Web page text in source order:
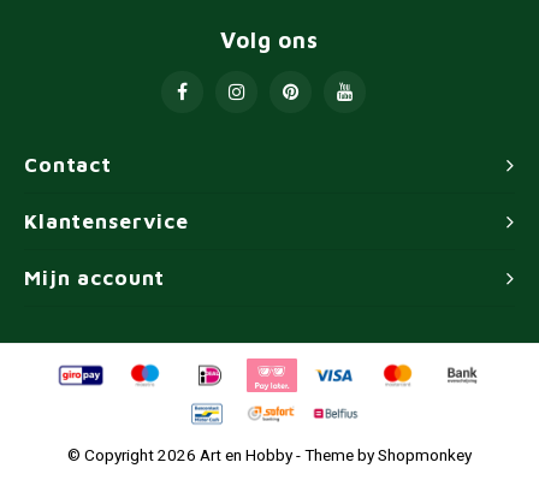
Contact
Volg ons
Klantenservice
Mijn account
© Copyright 2026 Art en Hobby - Theme byShopmonkey